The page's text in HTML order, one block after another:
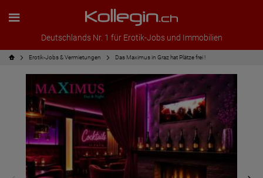
Deutschlands Nr. 1 für Erotik-Jobs und Immobilien
Erotik-Jobs & Vermietungen Das Maximus in Graz hat Plätze frei !